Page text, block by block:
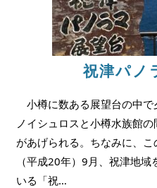
祝津パノ
小樽に数ある展望台の中
ノイシュロスと小樽水族館
があげられる。ちなみに、
（平成20年）9月、祝津地
いる「祝…